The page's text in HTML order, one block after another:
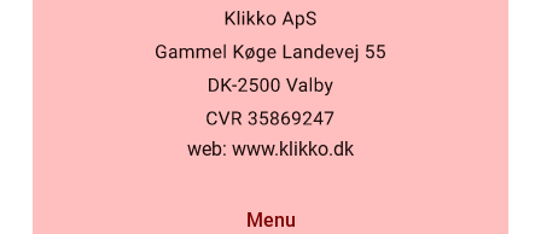
web: www.klikko.dk
Menu